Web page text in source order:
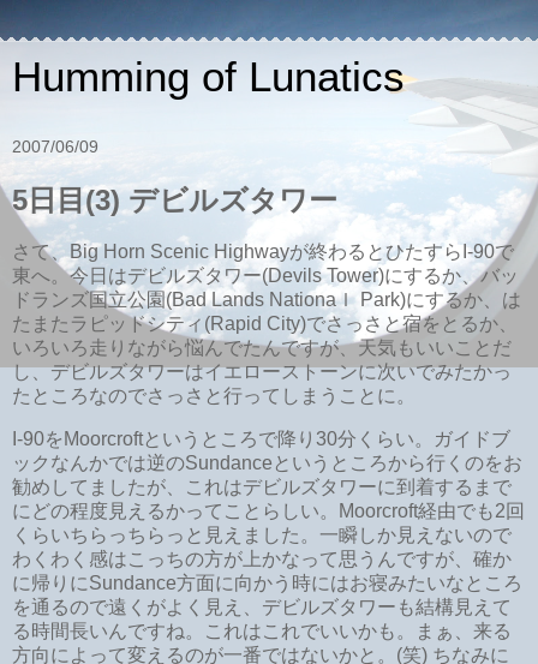
Humming of Lunatics
2007/06/09
5日目(3) デビルズタワー
さて、Big Horn Scenic Highwayが終わるとひたすらI-90で
東へ。今日はデビルズタワー(Devils Tower)にするか、バッ
ドランズ国立公園(Bad Lands Nationaｌ Park)にするか、は
たまたラピッドシティ(Rapid City)でさっさと宿をとるか、
いろいろ走りながら悩んでたんですが、天気もいいことだ
し、デビルズタワーはイエローストーンに次いでみたかっ
たところなのでさっさと行ってしまうことに。
I-90をMoorcroftというところで降り30分くらい。ガイドブ
ックなんかでは逆のSundanceというところから行くのをお
勧めしてましたが、これはデビルズタワーに到着するまで
にどの程度見えるかってことらしい。Moorcroft経由でも2回
くらいちらっちらっと見えました。一瞬しか見えないので
わくわく感はこっちの方が上かなって思うんですが、確か
に帰りにSundance方面に向かう時にはお寝みたいなところ
を通るので遠くがよく見え、デビルズタワーも結構見えて
る時間長いんですね。これはこれでいいかも。まぁ、来る
方向によって変えるのが一番ではないかと。(笑) ちなみに